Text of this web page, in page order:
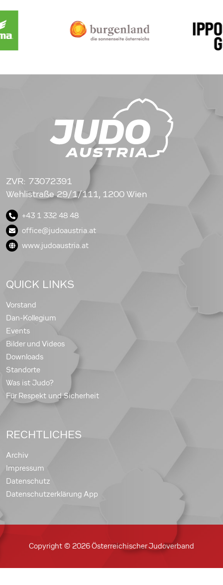
ZVR: 73072391
Wehlistraße 29/1/111, 1200 Wien
+43 1 332 48 48
office@judoaustria.at
www.judoaustria.at
QUICK LINKS
Vorstand
Dan-Kollegium
Events
Bilder und Videos
Downloads
Standorte
Was ist Judo?
Für Respekt und Sicherheit
RECHTLICHES
Archiv
Impressum
Datenschutz
Datenschutzerklärung App
Copyright © 2026 Österreichischer Judoverband